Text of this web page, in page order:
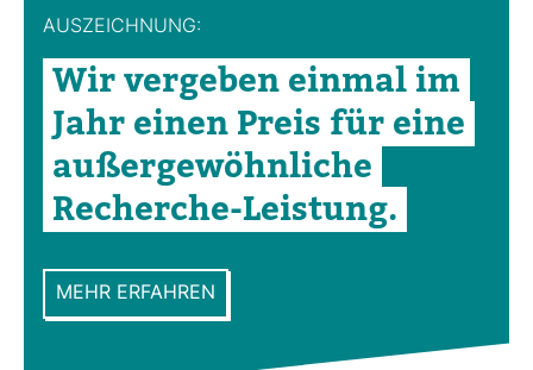
AUS­ZEICH­NUNG:
Wir ver­geben einmal im
Jahr einen Preis für eine
außer­ge­wöhn­liche
Recherche-​Leis­tung.
MEHR ERFAHREN